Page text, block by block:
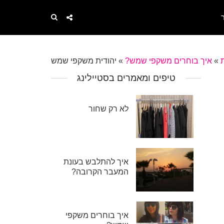
» איך בוחרים משקפי שמש? » יהודית משקפי שמש
טיפים ומאמרים בסטיילינג
לא רק שחור
איך להתלבש בעונת
המעבר הקרובה?
איך בוחרים משקפי